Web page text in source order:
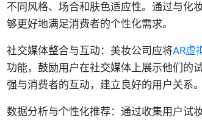
不同风格、场合和肤色适应性。通过与化
够更好地满足消费者的个性化需求。
社交媒体整合与互动：美妆公司应将AR虚
功能，鼓励用户在社交媒体上展示他们的
强与消费者的互动，建立良好的用户关系。
数据分析与个性化推荐：通过收集用户试